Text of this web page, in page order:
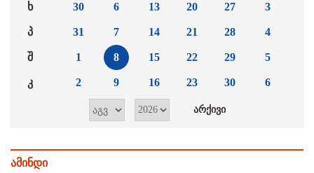
ხ
პ
შ
კ
30
31
1
2
6
7
8
9
13
14
15
16
20
21
22
23
27
28
29
30
3
4
5
6
ამინდი